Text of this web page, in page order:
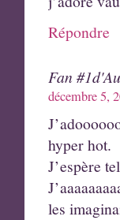
Répondre
Fan
décembre 5,
hyper hot.
J’espère
les